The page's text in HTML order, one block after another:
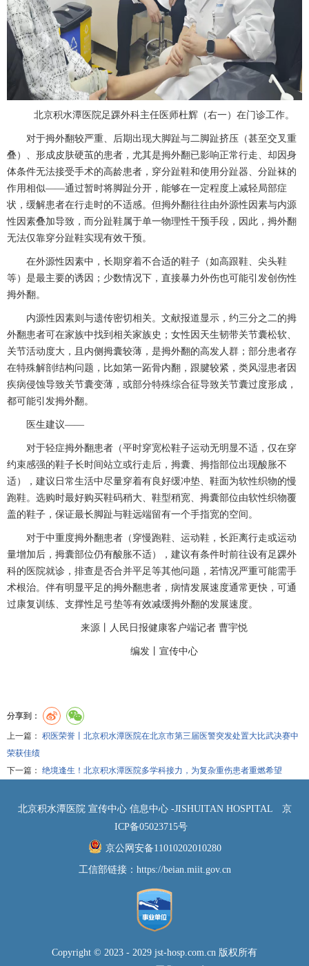
北京积水潭医院足踝外科主任医师杜辉 （右一）在门诊工作。
对于拇外翻较严重、后期出现大脚趾与二脚趾挤压（甚至交叉重
叠）、形成皮肤硬茧的患者，尤其是拇外翻已影响正常行走、却因身
体条件无法接受手术的高龄患者，穿分趾鞋和使用分趾器、分趾袜的
作用相似——通过暂时将脚趾分开，能够在一定程度上减轻局部症
状，缓解患者在行走时的不适感。但拇外翻往往由外源性因素与内源
性因素叠加导致，而分趾鞋属于单一物理性干预手段，因此，拇外翻
无法仅靠穿分趾鞋实现有效干预。
在外源性因素中，长期穿着不合适的鞋子（如高跟鞋、尖头鞋
等）是最主要的诱因；少数情况下，直接暴力外伤也可能引发创伤性
拇外翻。
内源性因素则与遗传密切相关。文献报道显示，约三分之二的拇
外翻患者可在家族中找到相关家族史；女性因天生韧带关节囊松软、
关节活动度大，且内侧拇囊较薄，是拇外翻的高发人群；部分患者存
在特殊解剖结构问题，比如第一跖骨内翻，跟腱较紧，类风湿患者因
疾病侵蚀导致关节囊变薄，或部分特殊综合征导致关节囊过度形成，
都可能引发拇外翻。
医生建议——
对于轻症拇外翻患者（平时穿宽松鞋子运动无明显不适，仅在穿
约束感强的鞋子长时间站立或行走后，拇囊、拇指部位出现酸胀不
适），建议日常生活中尽量穿着有良好缓冲垫、鞋面为软性织物的慢
跑鞋。选购时最好购买鞋码稍大、鞋型稍宽、拇囊部位由软性织物覆
盖的鞋子，保证最长脚趾与鞋远端留有一个手指宽的空间。
对于中重度拇外翻患者（穿慢跑鞋、运动鞋，长距离行走或运动
量增加后，拇囊部位仍有酸胀不适），建议有条件时前往设有足踝外
科的医院就诊，排查是否合并平足等其他问题，若情况严重可能需手
术根治。伴有明显平足的拇外翻患者，病情发展速度通常更快，可通
过康复训练、支撑性足弓垫等有效减缓拇外翻的发展速度。
来源丨人民日报健康客户端记者 曹宇悦
编发丨 宣传中心
分享到：
上一篇： 积医荣誉丨北京积水潭医院在北京市第三届医警突发处置大比武决赛中
荣获佳绩
下一篇： 绝境逢生！北京积水潭医院多学科接力，为复杂重伤患者重燃希望
北京积水潭医院 宣传中心 信息中心 -JISHUITAN HOSPITAL
京
ICP备05023715号
京公网安备11010202010280
工信部链接： https://beian.miit.gov.cn
Copyright © 2023 - 2029 jst-hosp.com.cn 版权所有